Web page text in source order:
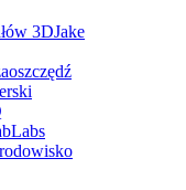
3DJake